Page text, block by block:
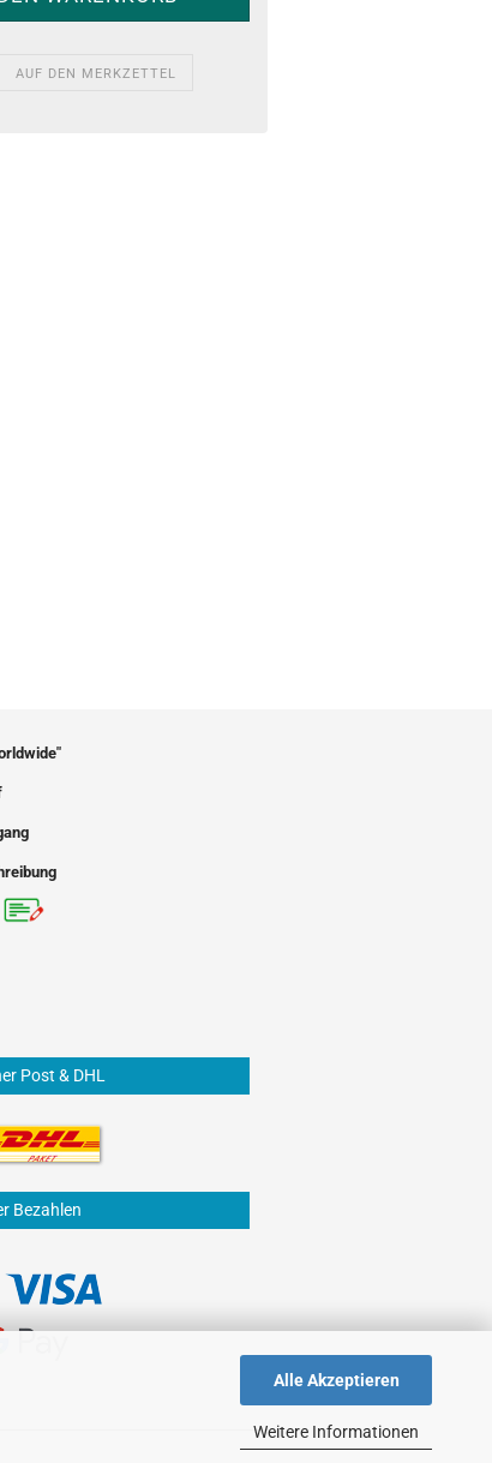
Alle Akzeptieren
Weitere Informationen
AUF DEN MERKZETTEL
Post & DHL
Bezahlen